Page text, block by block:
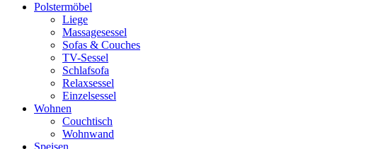
Polstermöbel
Liege
Massagesessel
Sofas & Couches
TV-Sessel
Schlafsofa
Relaxsessel
Einzelsessel
Wohnen
Couchtisch
Wohnwand
Speisen